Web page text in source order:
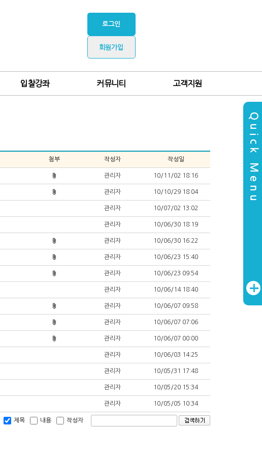
로그인
회원가입
입찰강좌 커뮤니티 고객지원
첨부 작성자 작성일
관리자 10/11/02 18:16
관리자 10/10/29 18:04
관리자 10/07/02 13:02
관리자 10/06/30 18:19
관리자 10/06/30 16:22
관리자 10/06/23 15:40
관리자 10/06/23 09:54
관리자 10/06/14 18:40
관리자 10/06/07 09:58
관리자 10/06/07 07:06
관리자 10/06/07 00:00
관리자 10/06/03 14:25
관리자 10/05/31 17:48
관리자 10/05/20 15:34
관리자 10/05/05 10:34
제목 내용 작성자
Quick Menu